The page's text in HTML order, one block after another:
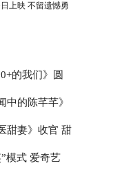
上映 不留遗憾勇
的我们》圆
现30+女性别
中的陈芊芊》
甜妻》收官 甜
必备”
模式 爱奇艺